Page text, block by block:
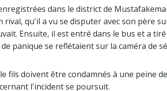
dans le district de
rival, qu'il a vu se disputer avec son père
Ensuite, il est entré dans le bus et a
panique se reflétaient sur la caméra de
fils doivent être condamnés à une peine
l'incident se poursuit.